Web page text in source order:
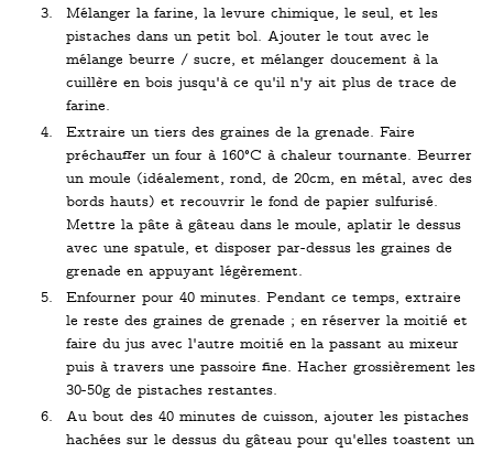
Mélanger la farine, la levure chimique, le seul, et les
pistaches dans un petit bol. Ajouter le tout avec le
mélange beurre / sucre, et mélanger doucement à la
cuillère en bois jusqu'à ce qu'il n'y ait plus de trace de
farine.
Extraire un tiers des graines de la grenade. Faire
préchauffer un four à 160°C à chaleur tournante. Beurrer
un moule (idéalement, rond, de 20cm, en métal, avec des
bords hauts) et recouvrir le fond de papier sulfurisé.
Mettre la pâte à gâteau dans le moule, aplatir le dessus
avec une spatule, et disposer par-dessus les graines de
grenade en appuyant légèrement.
Enfourner pour 40 minutes. Pendant ce temps, extraire
le reste des graines de grenade ; en réserver la moitié et
faire du jus avec l'autre moitié en la passant au mixeur
puis à travers une passoire fine. Hacher grossièrement les
30-50g de pistaches restantes.
Au bout des 40 minutes de cuisson, ajouter les pistaches
hachées sur le dessus du gâteau pour qu'elles toastent un